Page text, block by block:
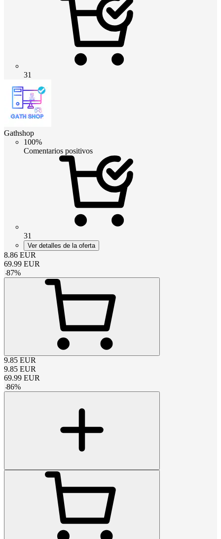
31
Gathshop
100%
Comentarios positivos
31
Ver detalles de la oferta
8.86 EUR
69.99 EUR
-87%
9.85 EUR
9.85 EUR
69.99 EUR
-86%